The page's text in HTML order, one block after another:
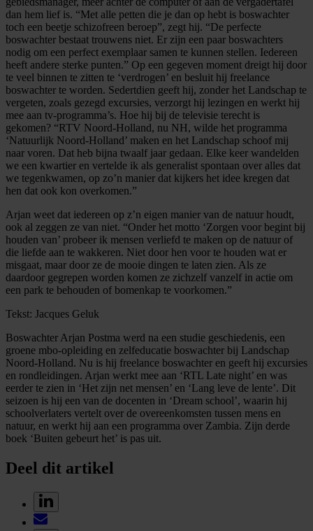
dan hem lief is. “Met alle petten die je dan op hebt is boswachter
toch een beetje schizofreen beroep”, zegt hij. “De perfecte
boswachter bestaat trouwens niet. Er zijn een paar boswachters
nodig om een perfect exemplaar samen te kunnen stellen. Iedereen
heeft andere sterke punten.” Op een gegeven moment dreigt hij door
te veel binnen te zitten te ‘verdrogen’ en besluit hij freelance
boswachter te worden. Sedertdien geeft hij, zonder het Landschap te
vergeten, zoals gezegd excursies, verzorgt hij lezingen en werkt hij
mee aan tv-programma’s. Hoe hij bij de televisie terecht is
gekomen? “RTV Noord-Holland, nu NH, wilde het programma
‘Natuurlijk Noord-Holland’ maken en het Landschap schoof mij
naar voren. Dat heb bijna twaalf jaar gedaan. Elke keer wandelden
we een kwartier en vertelde ik als generalist spontaan over alles dat
we tegenkwamen, op zo’n manier dat kijkers het idee kregen dat
hen dat ook kon overkomen.”
Arjan weet dat iedereen op z’n eigen manier van de natuur houdt,
ook al zeggen ze van niet. “Onder het motto ‘Zorgen voor begint bij
houden van’ probeer ik mensen verliefd te maken op de natuur of
die liefde aan te wakkeren. Niet door hen voor te houden wat er
misgaat, maar door ze de mooie dingen te laten zien. Als ze
daardoor gegrepen worden komen ze zichzelf vanzelf in actie om
een park te behouden of bomenkap te voorkomen.”
Tekst: Jacques Geluk
Boswachter Arjan Postma werd na een studie geschiedenis, een
groene mbo-opleiding en zelfeducatie boswachter bij Landschap
Noord-Holland. Nu is hij freelance boswachter en geeft hij excursies
en rondleidingen. Arjan werkt mee aan ‘RTL Late night’ en was
eerder te zien in ‘Het zijn net mensen’ en ‘Lang leve de lente’. Dit
seizoen is hij een van de docenten in ‘Dream school’, waarin hij
schoolverlaters vertelt over de overeenkomsten tussen mens en
natuur, en werkt hij aan een programma over Zambia. Zijn derde
boek ‘Buiten gebeurt het’ is pas uit.
Deel dit artikel